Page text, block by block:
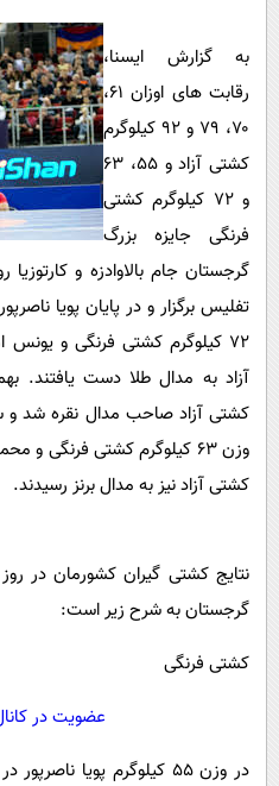
حوادث
محیط
بین الملل
حیات
سیاست
دانلود
به گزارش ایسنا،
رقابت های اوزان ۶۱،
۷۰، ۷۹ و ۹۲ کیلوگرم
کشتی آزاد و ۵۵، ۶۳
و ۷۲ کیلوگرم کشتی
فرنگی جایزه بزرگ
کشتی آزاد صاحب مدال نقره شد و
کشتی آزاد نیز به مدال برنز رسیدند.
نتایج کشتی گیران کشورمان در
گرجستان به شرح زیر است:
کشتی فرنگی
عضویت در
در وزن ۵۵ کیلوگرم پویا